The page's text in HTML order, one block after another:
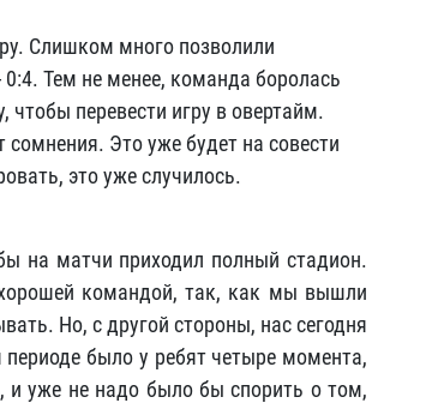
Слишком много позволили
Тем не менее, команда боролась
перевести игру в овертайм.
Это уже будет на совести
это уже случилось.
на матчи приходил полный стадион.
командой, так, как мы вышли
Но, с другой стороны, нас сегодня
было у ребят четыре момента,
уже не надо было бы спорить о том,